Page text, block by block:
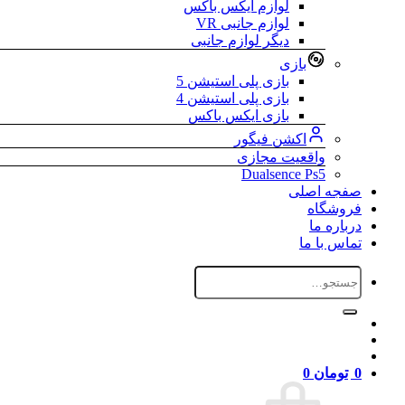
لوازم ایکس باکس
لوازم جانبی VR
دیگر لوازم جانبی
بازی
بازی پلی استیشن 5
بازی پلی استیشن 4
بازی ایکس باکس
اکشن فیگور
واقعیت مجازی
Dualsence Ps5
صفجه اصلی
فروشگاه
درباره ما
تماس با ما
جستجو
برای:
0 تومان 0